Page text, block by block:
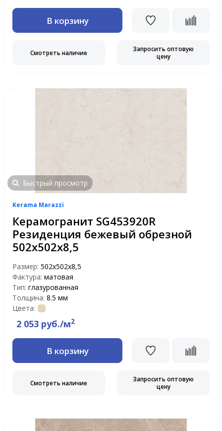
В корзину
Смотреть наличие
Запросить оптовую
цену
Быстрый просмотр
Kerama Marazzi
Керамогранит SG453920R
Резиденция бежевый обрезной
502х502х8,5
Размер: 502х502х8,5
Фактура: матовая
Тип: глазурованная
Толщина: 8.5 мм
Цвета:
2 053 руб./м2
В корзину
Смотреть наличие
Запросить оптовую
цену